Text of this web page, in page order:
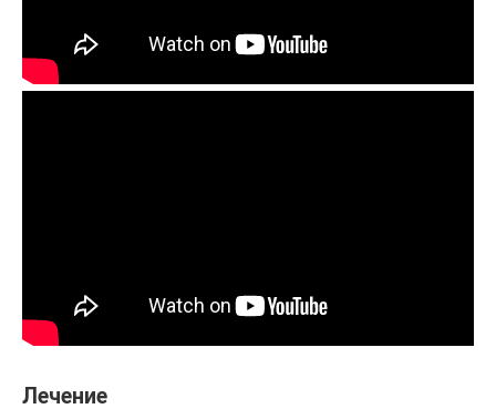
Лечение